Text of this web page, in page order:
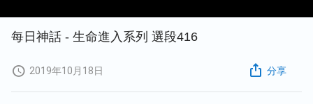
每日神話 - 生命進入系列 選段416
2019年10月18日 分享